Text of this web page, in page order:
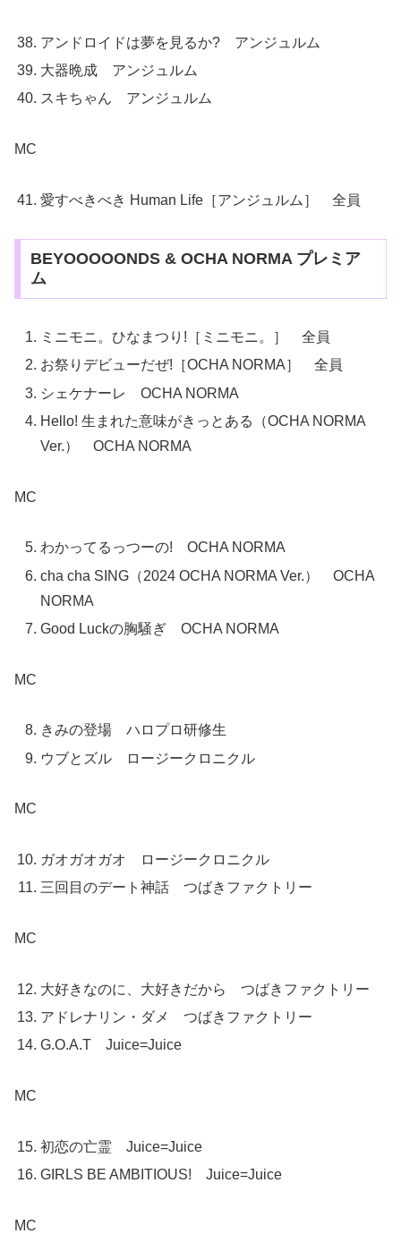
アンドロイドは夢を見るか? アンジュルム
大器晩成 アンジュルム
スキちゃん アンジュルム
MC
愛すべきべき Human Life［アンジュルム］ 全員
BEYOOOOONDS & OCHA NORMA プレミア
ム
ミニモニ。ひなまつり!［ミニモニ。］ 全員
お祭りデビューだぜ!［OCHA NORMA］ 全員
シェケナーレ OCHA NORMA
Hello! 生まれた意味がきっとある（OCHA NORMA
Ver.） OCHA NORMA
MC
わかってるっつーの! OCHA NORMA
cha cha SING（2024 OCHA NORMA Ver.） OCHA
NORMA
Good Luckの胸騒ぎ OCHA NORMA
MC
きみの登場 ハロプロ研修生
ウブとズル ロージークロニクル
MC
ガオガオガオ ロージークロニクル
三回目のデート神話 つばきファクトリー
MC
大好きなのに、大好きだから つばきファクトリー
アドレナリン・ダメ つばきファクトリー
G.O.A.T Juice=Juice
MC
初恋の亡霊 Juice=Juice
GIRLS BE AMBITIOUS! Juice=Juice
MC